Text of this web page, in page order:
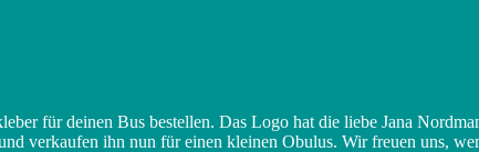
für deinen Bus bestellen. Das Logo hat die liebe Jana
verkaufen ihn nun für einen kleinen Obulus. Wir freuen uns,